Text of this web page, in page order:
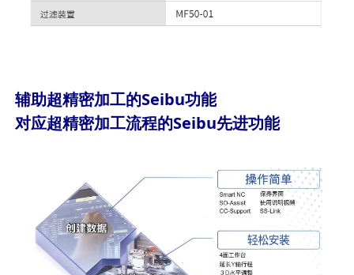
辅助超精密加工的Seibu功能
对应超精密加工流程的Seibu先进功能